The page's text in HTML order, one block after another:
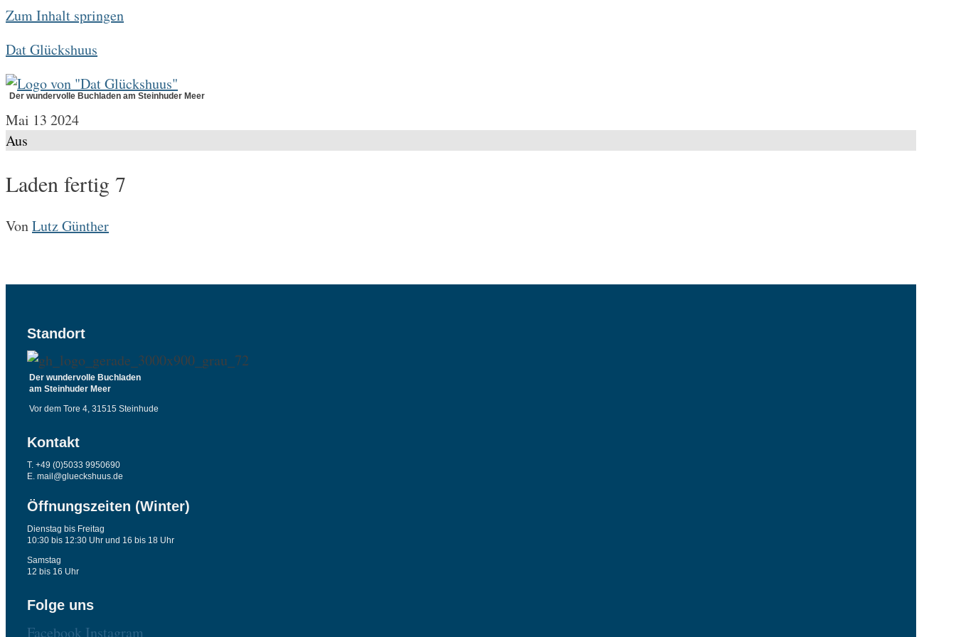
Zum Inhalt springen
Dat Glückshuus
Der wundervolle Buchladen am Steinhuder Meer
Mai 13 2024
Aus
Laden fertig 7
VonLutz Günther
Standort
Der wundervolle Buchladen
am Steinhuder Meer
Vor dem Tore 4, 31515 Steinhude
Kontakt
T. +49 (0)5033 9950690
E. mail@glueckshuus.de
Öffnungszeiten (Winter)
Dienstag bis Freitag
10:30 bis 12:30 Uhr und 16 bis 18 Uhr
Samstag
12 bis 16 Uhr
Folge uns
Facebook Instagram